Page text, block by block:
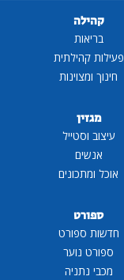
קהילה
בריאות
פעילות קהילתית
חינוך ומצוינות
מגזין
עיצוב וסטייל
אנשים
אוכל ומתכונים
ספורט
חדשות ספורט
ספורט נוער
מכבי נתניה